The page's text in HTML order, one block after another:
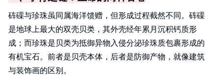
砗磲与珍珠虽同属海洋馈赠，但形成过程截然不同。砗磲
是地球上最大的双壳贝类，其外壳经年累月沉积钙质形
成；而珍珠是贝类为抵御异物入侵分泌珍珠质包裹形成的
有机宝石。前者是贝壳本体，后者是防御产物，就像建筑
与装饰画的区别。